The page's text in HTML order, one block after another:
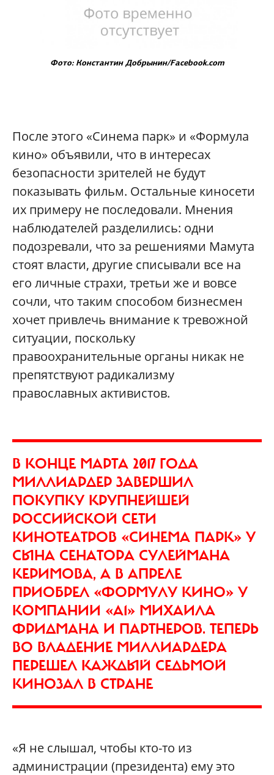
Фото: Константин Добрынин/Facebook.com
После этого «Синема парк» и «Формула
кино» объявили, что в интересах
безопасности зрителей не будут
показывать фильм. Остальные киносети
их примеру не последовали. Мнения
наблюдателей разделились: одни
подозревали, что за решениями Мамута
стоят власти, другие списывали все на
его личные страхи, третьи же и вовсе
сочли, что таким способом бизнесмен
хочет привлечь внимание к тревожной
ситуации, поскольку
правоохранительные органы никак не
препятствуют радикализму
православных активистов.
В КОНЦЕ МАРТА 2017 ГОДА
МИЛЛИАРДЕР ЗАВЕРШИЛ
ПОКУПКУ КРУПНЕЙШЕЙ
РОССИЙСКОЙ СЕТИ
КИНОТЕАТРОВ «СИНЕМА ПАРК» У
СЫНА СЕНАТОРА СУЛЕЙМАНА
КЕРИМОВА, А В АПРЕЛЕ
ПРИОБРЕЛ «ФОРМУЛУ КИНО» У
КОМПАНИИ «А1» МИХАИЛА
ФРИДМАНА И ПАРТНЕРОВ. ТЕПЕРЬ
ВО ВЛАДЕНИЕ МИЛЛИАРДЕРА
ПЕРЕШЕЛ КАЖДЫЙ СЕДЬМОЙ
КИНОЗАЛ В СТРАНЕ
«Я не слышал, чтобы кто-то из
администрации (президента) ему это